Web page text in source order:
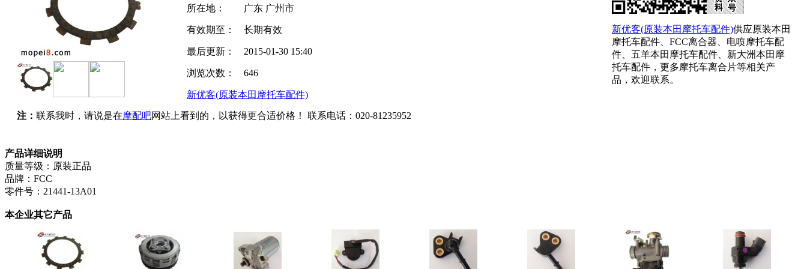
所在地： 广东 广州市
有效期至： 长期有效
最后更新： 2015-01-30 15:40
浏览次数： 646
新优客(原装本田摩托车配件)
注： 联系我时，请说是在摩配吧网站上看到的，以获得更合适价格！ 联系电话： 020-81235952
新优客(原装本田摩托车配件)供应原装本田
摩托车配件、FCC离合器、电喷摩托车配
件、五羊本田摩托车配件、新大洲本田摩
托车配件，更多摩托车离合片等相关产
品，欢迎联系。
产品详细说明
质量等级：原装正品
品牌：FCC
零件号：21441-13A01
本企业其它产品